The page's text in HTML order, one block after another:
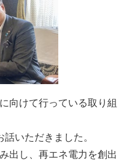
向けて行っている取り組
いただきました。
出し、再エネ電力を創出